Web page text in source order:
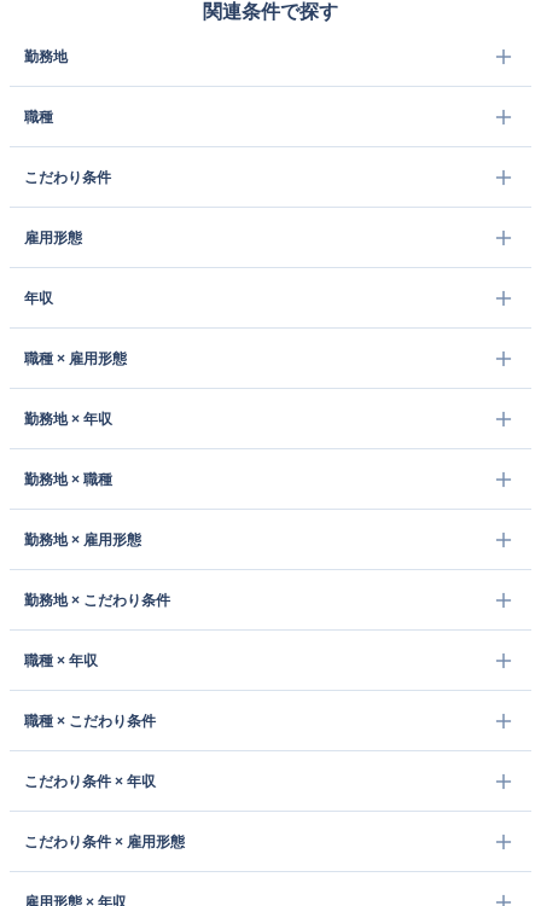
関連条件で探す
勤務地
職種
こだわり条件
雇用形態
年収
職種 × 雇用形態
勤務地 × 年収
勤務地 × 職種
勤務地 × 雇用形態
勤務地 × こだわり条件
職種 × 年収
職種 × こだわり条件
こだわり条件 × 年収
こだわり条件 × 雇用形態
雇用形態 × 年収